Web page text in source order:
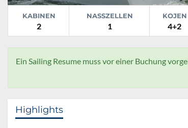
KABINEN
2
NASSZELLEN
1
KOJEN
4+2
Ein Sailing Resume muss vor einer Buchung
Highlights